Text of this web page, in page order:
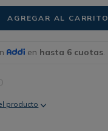
AGREGAR AL CARRITO
producto